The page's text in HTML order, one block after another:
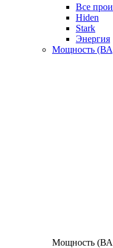
Все
Hiden
Stark
Энергия
Мощность
Мощность